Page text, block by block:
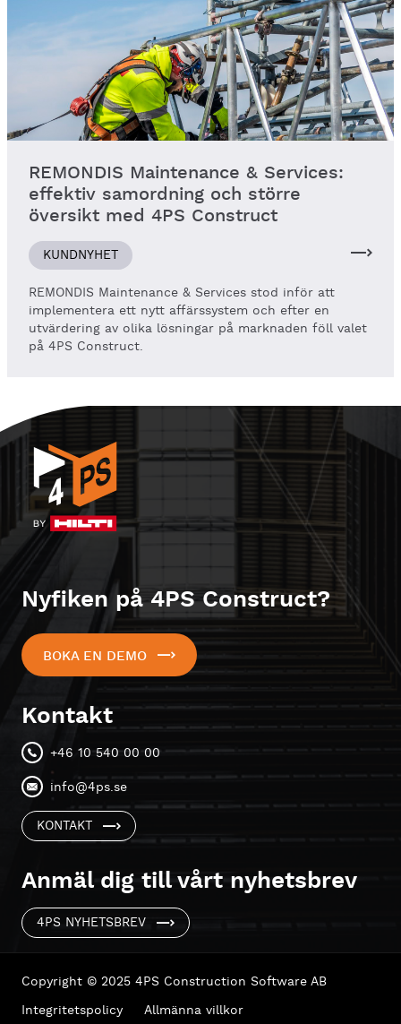
REMONDIS Maintenance & Services:
effektiv samordning och större
översikt med 4PS Construct
KUNDNYHET
REMONDIS Maintenance & Services stod inför att
implementera ett nytt affärssystem och efter en
utvärdering av olika lösningar på marknaden föll valet
på 4PS Construct.
Nyfiken på 4PS Construct?
BOKA EN DEMO
Kontakt
+46 10 540 00 00
info@4ps.se
KONTAKT
Anmäl dig till vårt nyhetsbrev
4PS NYHETSBREV
Copyright © 2025 4PS Construction Software AB
Integritetspolicy
Allmänna villkor